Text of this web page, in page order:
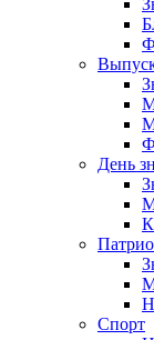
День
Спорт